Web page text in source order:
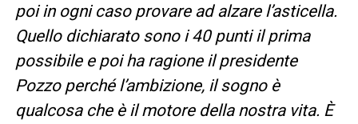
poi in ogni caso provare ad alzare l’asticella.
Quello dichiarato sono i 40 punti il prima
possibile e poi ha ragione il presidente
Pozzo perché l’ambizione, il sogno è
qualcosa che è il motore della nostra vita. È